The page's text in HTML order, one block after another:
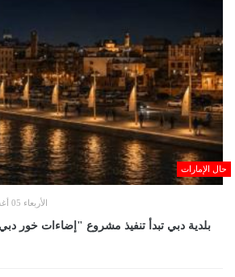
حال الإمارات
الأربعاء 05 أغسطس 2026 04:36 مساءً
بلدية دبي تبدأ تنفيذ مشروع "إضاءات خور